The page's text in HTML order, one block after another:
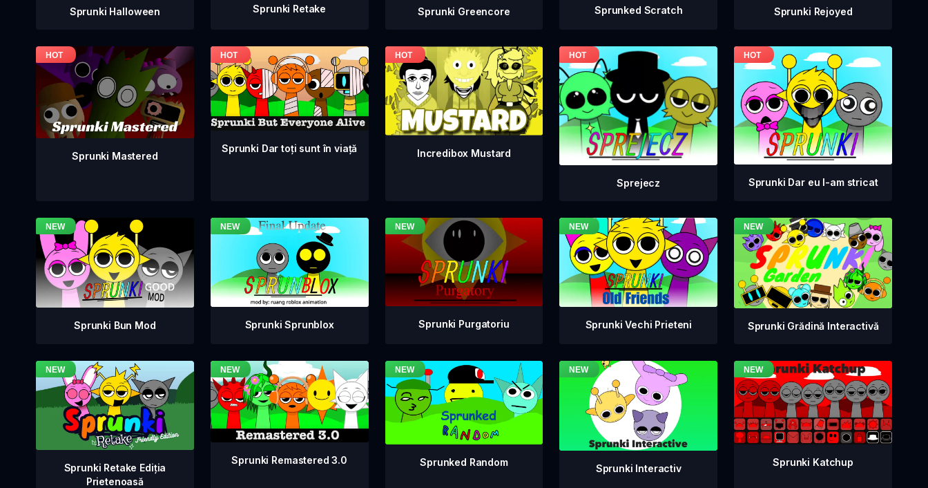
Sprunki Halloween Sprunki Retake Sprunki Greencore Sprunked Scratch Sprunki Rejoyed
Sprunki Mastered
Sprunki Dar toți sunt în viață Incredibox Mustard
Sprejecz Sprunki Dar eu l-am stricat
Sprunki Bun Mod Sprunki Sprunblox Sprunki Purgatoriu Sprunki Vechi Prieteni Sprunki Grădină Interactivă
Sprunki Retake Ediția
Prietenoasă
Sprunki Remastered 3.0 Sprunked Random
Sprunki Interactiv
Sprunki Katchup